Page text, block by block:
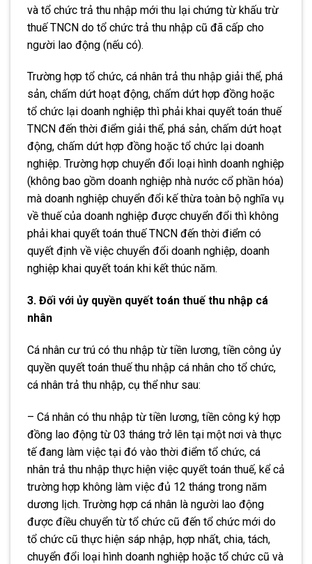
và tổ chức trả thu nhập mới thu lại chứng từ khấu trừ
thuế TNCN do tổ chức trả thu nhập cũ đã cấp cho
người lao động (nếu có).
Trường hợp tổ chức, cá nhân trả thu nhập giải thể, phá
sản, chấm dứt hoạt động, chấm dứt hợp đồng hoặc
tổ chức lại doanh nghiệp thì phải khai quyết toán thuế
TNCN đến thời điểm giải thể, phá sản, chấm dứt hoạt
động, chấm dứt hợp đồng hoặc tổ chức lại doanh
nghiệp. Trường hợp chuyển đổi loại hình doanh nghiệp
(không bao gồm doanh nghiệp nhà nước cổ phần hóa)
mà doanh nghiệp chuyển đổi kế thừa toàn bộ nghĩa vụ
về thuế của doanh nghiệp được chuyển đổi thì không
phải khai quyết toán thuế TNCN đến thời điểm có
quyết định về việc chuyển đổi doanh nghiệp, doanh
nghiệp khai quyết toán khi kết thúc năm.
3. Đối với ủy quyền quyết toán thuế thu nhập cá
nhân
Cá nhân cư trú có thu nhập từ tiền lương, tiền công ủy
quyền quyết toán thuế thu nhập cá nhân cho tổ chức,
cá nhân trả thu nhập, cụ thể như sau:
– Cá nhân có thu nhập từ tiền lương, tiền công ký hợp
đồng lao động từ 03 tháng trở lên tại một nơi và thực
tế đang làm việc tại đó vào thời điểm tổ chức, cá
nhân trả thu nhập thực hiện việc quyết toán thuế, kể cả
trường hợp không làm việc đủ 12 tháng trong năm
dương lịch. Trường hợp cá nhân là người lao động
được điều chuyển từ tổ chức cũ đến tổ chức mới do
tổ chức cũ thực hiện sáp nhập, hợp nhất, chia, tách,
chuyển đổi loại hình doanh nghiệp hoặc tổ chức cũ và